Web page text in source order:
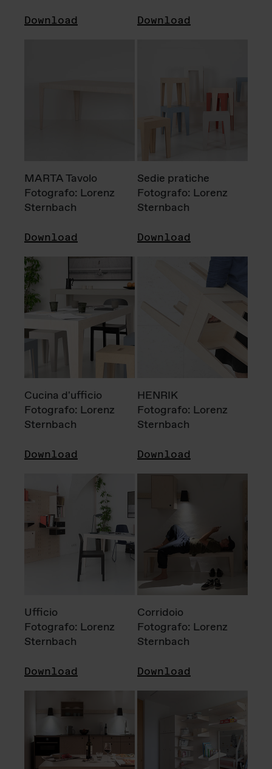
Download Download
MARTA Tavolo
Fotografo: Lorenz
Sternbach
Download
Sedie pratiche
Fotografo: Lorenz
Sternbach
Download
Cucina d'ufficio
Fotografo: Lorenz
Sternbach
Download
HENRIK
Fotografo: Lorenz
Sternbach
Download
Ufficio
Fotografo: Lorenz
Sternbach
Download
Corridoio
Fotografo: Lorenz
Sternbach
Download